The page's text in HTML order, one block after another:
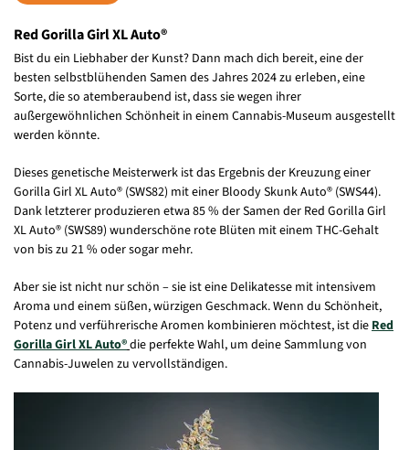
Red Gorilla Girl XL Auto®
Bist du ein Liebhaber der Kunst? Dann mach dich bereit, eine der
besten selbstblühenden Samen des Jahres 2024 zu erleben, eine
Sorte, die so atemberaubend ist, dass sie wegen ihrer
außergewöhnlichen Schönheit in einem Cannabis-Museum ausgestellt
werden könnte.
Dieses genetische Meisterwerk ist das Ergebnis der Kreuzung einer
Gorilla Girl XL Auto® (SWS82) mit einer Bloody Skunk Auto® (SWS44).
Dank letzterer produzieren etwa 85 % der Samen der Red Gorilla Girl
XL Auto® (SWS89) wunderschöne rote Blüten mit einem THC-Gehalt
von bis zu 21 % oder sogar mehr.
Aber sie ist nicht nur schön – sie ist eine Delikatesse mit intensivem
Aroma und einem süßen, würzigen Geschmack. Wenn du Schönheit,
Potenz und verführerische Aromen kombinieren möchtest, ist die Red
Gorilla Girl XL Auto®die perfekte Wahl, um deine Sammlung von
Cannabis-Juwelen zu vervollständigen.